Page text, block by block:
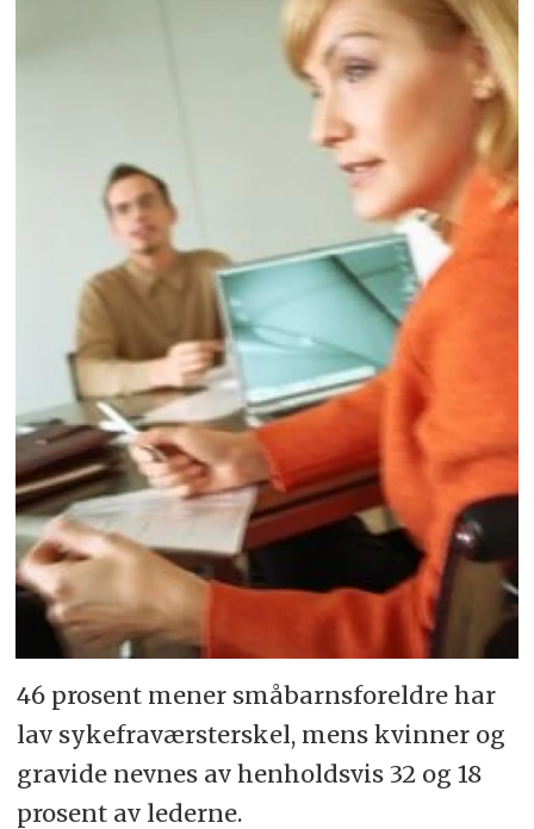
46 pro­sent me­ner små­barns­for­eld­re har
lav syke­fraværs­terskel, mens kvin­ner og
gra­vi­de nev­nes av hen­holds­vis 32 og 18
pro­sent av le­der­ne.